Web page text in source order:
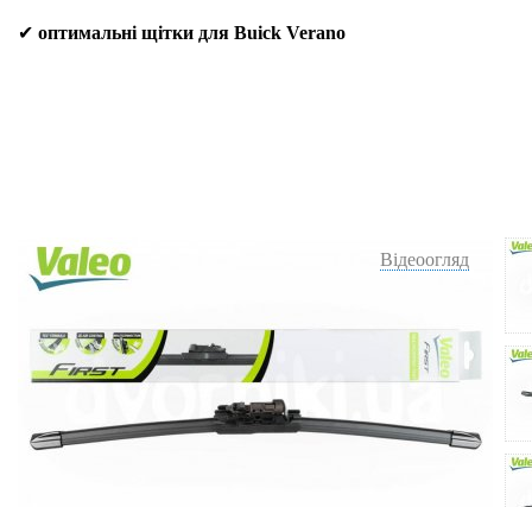
✔ оптимальні щітки для Buick Verano
Відеоогляд